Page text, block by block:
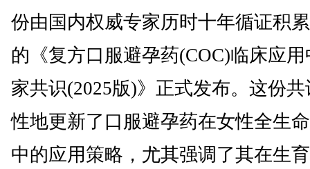
份由国内权威专家历时十年循证积
的《复方口服避孕药(COC)临床应
家共识(2025版)》正式发布。这份
性地更新了口服避孕药在女性全生
中的应用策略，尤其强调了其在生